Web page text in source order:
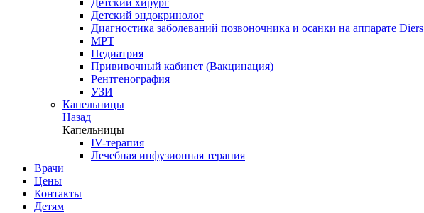
Детский хирург
Детский эндокринолог
Диагностика заболеваний позвоночника и осанки на аппарате Diers
МРТ
Педиатрия
Прививочный кабинет (Вакцинация)
Рентгенография
УЗИ
Капельницы
Назад
Капельницы
IV-терапия
Лечебная инфузионная терапия
Врачи
Цены
Контакты
Детям